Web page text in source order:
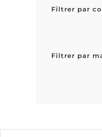
Filtrer par
Filtrer par